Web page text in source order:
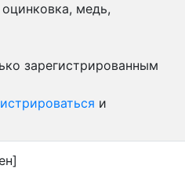
медь,
зарегистрированным
и